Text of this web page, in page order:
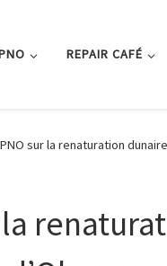
REPAIR CAFÉ
sur la renaturation
la